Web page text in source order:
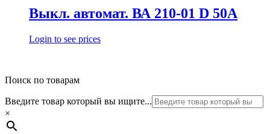
Выкл. автомат. ВА 210-01 D 50А
Login to see prices
Поиск по товарам
Введите товар который вы ищите...
×